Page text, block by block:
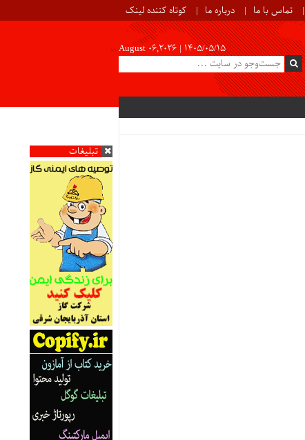
تماس با ما درباره ما کوتاه کننده لینک
August 06,2026 | ۱۴۰۵/۰۵/۱۵
تبلیغات